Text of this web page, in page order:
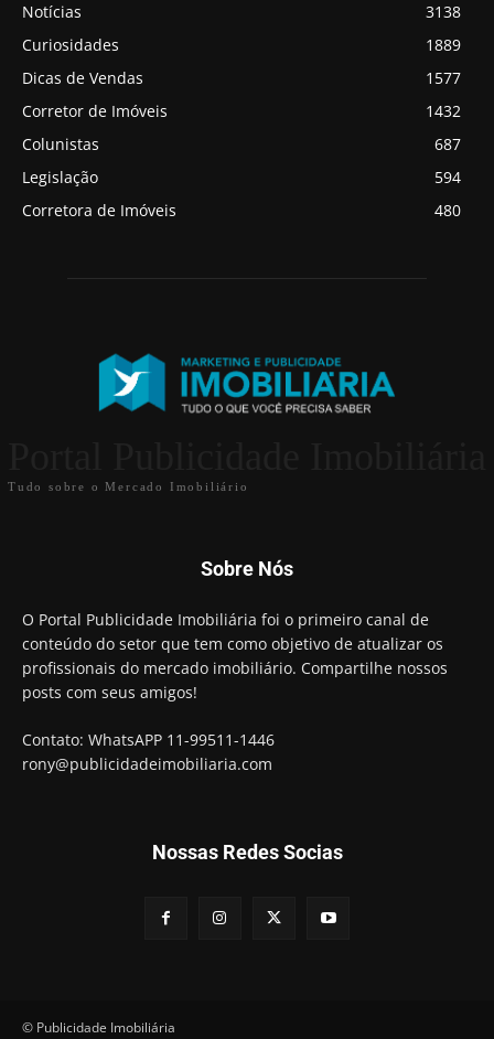
Notícias
3138
Curiosidades
1889
Dicas de Vendas
1577
Corretor de Imóveis
1432
Colunistas
687
Legislação
594
Corretora de Imóveis
480
Tudo sobre o Mercado Imobiliário
Sobre Nós
O Portal Publicidade Imobiliária foi o primeiro canal de
conteúdo do setor que tem como objetivo de atualizar os
profissionais do mercado imobiliário. Compartilhe nossos
posts com seus amigos!
Contato: WhatsAPP 11-99511-1446
rony@publicidadeimobiliaria.com
Nossas Redes Socias
© Publicidade Imobiliária